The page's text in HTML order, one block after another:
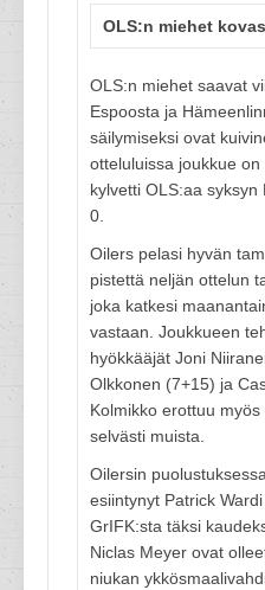
OLS:n miehet
OLS:n miehet saavat
Espoosta ja
säilymiseksi ovat
otteluluissa joukkue
kylvetti OLS:aa
0.
Oilers pelasi hyvän
pistettä neljän ottelun
joka katkesi
vastaan. Joukkueen
hyökkääjät Joni
Olkkonen (7+15) ja
Kolmikko erottuu
selvästi muista.
Oilersin
esiintynyt Patrick
GrIFK:sta täksi
Niclas Meyer ovat
niukan